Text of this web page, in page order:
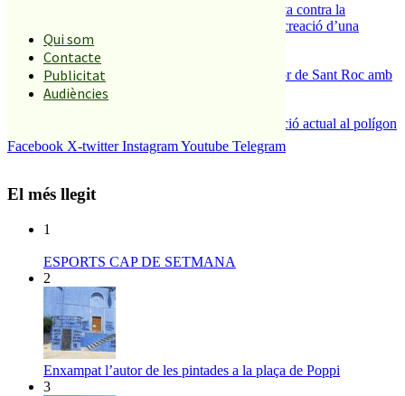
Qui som
Contacte
Publicitat
Audiències
Facebook X-twitter InstagramYoutube Telegram
Els veïns de Palafolls refermen la seva lluita contra la
benzinera del carrer Passada i preparen la creació d’una
plataforma
4
Malgrat de Mar enceta demà la Festa Major de Sant Roc amb
deu dies de festa i tradició
La Nau d’Entitats mantindrà la seva ubicació actual al polígon
Can Baltasar
El més llegit
1
ESPORTS CAP DE SETMANA
2
Enxampat l’autor de les pintades a la plaça de Poppi
3